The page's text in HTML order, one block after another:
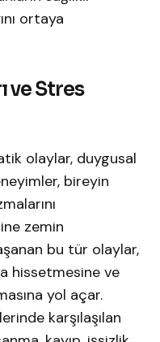
ortaya
ve Stres
olaylar, duygusal
bireyin
zemin
bu tür olaylar,
hissetmesine ve
yol açar.
karşılaşılan